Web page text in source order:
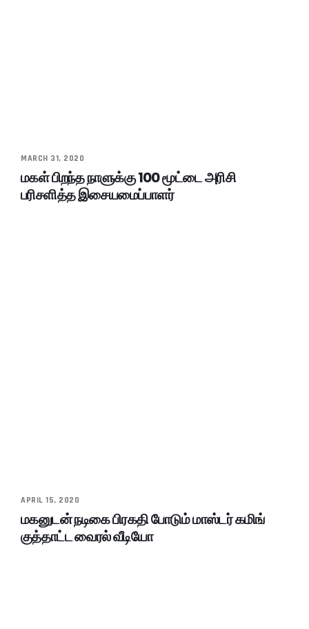
MARCH 31, 2020
மகள் பிறந்த நாளுக்கு 100 மூட்டை அரிசி
பரிசளித்த இசையமைப்பாளர்
APRIL 15, 2020
மகனுடன் நடிகை பிரகதி போடும் மாஸ்டர் கமிங்
குத்தாட்ட வைரல் வீடியோ